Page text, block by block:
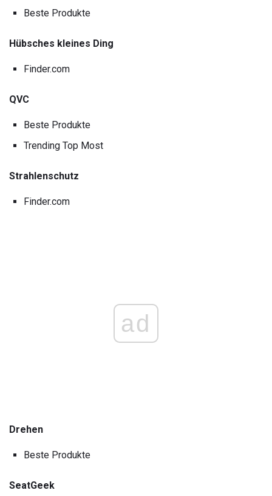
Beste Produkte
Hübsches kleines Ding
Finder.com
QVC
Beste Produkte
Trending Top Most
Strahlenschutz
Finder.com
ad
Drehen
Beste Produkte
SeatGeek